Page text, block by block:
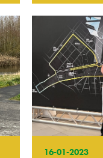
16-01-2023